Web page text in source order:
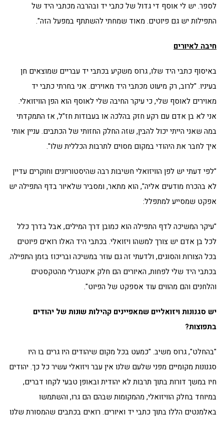
לספר. יש לי אוסף די גדול של כתבי יד ובהרבה מכתבי היד של
התפילות יש גם פיוטים. מאוד שמחתי להשתתף במפעל הזה".
חיבה לאיורים
באיסוף כתבי היד שלו, גרוס משקיע בכתבי יד עבריים שמוצאים חן
בעיניו. "לרוב, רק מיעוט מכתבי היד מאוירים. אני בחרתי כתבי יד
מאוירים לאוסף שלי, כי עיקר החיבה שלי לאוסף הוא הפן הוויזואלי.
אני לא בן אדם עם רקע חזק בהלכה או בעבודות חז"ל, אז התמקדתי
במה שאני הייתי יכול להבין, שזה החלק החזותי של הכתבים. עניין אותי
איך לחבר את היהודי במקום מסוים לתרבות הכללית שלו".
"לפי דעתי יש לפן הוויזואלי חשיבות רבה שהיסטוריונים וחוקרים עדיין
לא בהכרח מודעים אליה", הוא מתאר, ומסביר שלאיור בדף התפילה יש
אפקט שמסייע למתפלל:
"עיקר המשיכה לדף התפילה הוא כמובן דרך המילים, אבל בדרך כלל
לכל בן אדם יש צורך למשהו ויזואלי. בכתבי היד האלו רואים פיוטים
בכל הצורות והסוגים, ולדעתי זה גם עוזר במשיכה ובריכוז בזמן התפילה.
בכתבי היד שלי לפחות, האיורים הם חלק אינטגרלי מהטקסטים
והלחנים והם מהווים עוד אספקט של הפיוט".
יש סגנונות ויזואליים שמאפיינים קהילות שונות של יהודים
בתפוצות?
"בהחלט", גרוס משיב. "כמעט בכל מקום שיהודים היו גרים בו היו
סגנונות מקומיים מפני שלעם שלנו אין עבר ויזואלי עשיר כל כך. יהודים
חיו במשך דורות בתוך תרבות לא יהודית ובאופן טבעי לקחו דברים,
במיוחד בחלק הוויזואלי, מהמקומות שבהם הם גרו, והשתמשו
באלמנטים הללו בתוך כתבי יד ואיורים. רואים בכתבים שהמסורת שלנו